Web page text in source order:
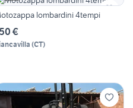
lombardini 4tempi
€
(CT)